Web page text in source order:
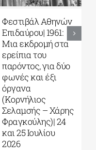
Φεστιβάλ Αθηνών
Επιδαύρου| 1961:
Μια εκδρομή στα
ερείπια του
παρόντος, για δύο
φωνές και έξι
όργανα
(Κορνήλιος
Σελαμσής – Χάρης
Φραγκούλης)| 24
και 25 Ιουλίου
2026